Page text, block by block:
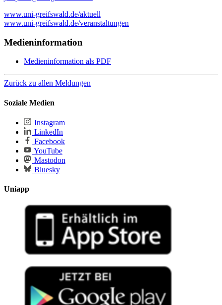
www.uni-greifswald.de/aktuell
www.uni-greifswald.de/veranstaltungen
Medieninformation
Medieninformation als PDF
Zurück zu allen Meldungen
Soziale Medien
Instagram
LinkedIn
Facebook
YouTube
Mastodon
Bluesky
Uniapp